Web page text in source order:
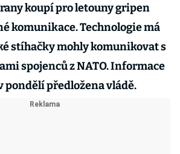
koupí pro letouny gripen
komunikace. Technologie má
stíhačky mohly komunikovat s
spojenců z NATO. Informace
pondělí předložena vládě.